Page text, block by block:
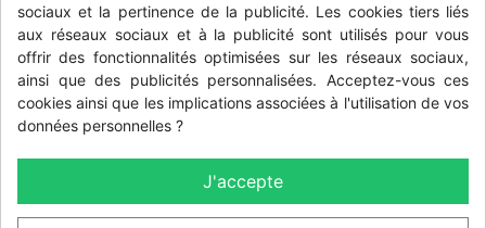
Sachet de 2
fixations poteau
rond
barreaudage
Prix
14,90 €
Sachet de 2
fixations poteau
carré
barreaudage
Prix
sociaux et la pertinence de la publicité. Les cookies tiers liés
aux réseaux sociaux et à la publicité sont utilisés pour vous
offrir des fonctionnalités optimisées sur les réseaux sociaux,
ainsi que des publicités personnalisées. Acceptez-vous ces
cookies ainsi que les implications associées à l'utilisation de vos
données personnelles ?
J'accepte